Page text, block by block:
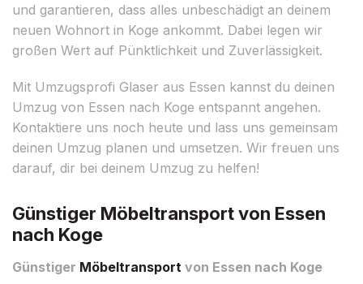
und garantieren, dass alles unbeschädigt an deinem
neuen Wohnort in Koge ankommt. Dabei legen wir
großen Wert auf Pünktlichkeit und Zuverlässigkeit.
Mit Umzugsprofi Glaser aus Essen kannst du deinen
Umzug von Essen nach Koge entspannt angehen.
Kontaktiere uns noch heute und lass uns gemeinsam
deinen Umzug planen und umsetzen. Wir freuen uns
darauf, dir bei deinem Umzug zu helfen!
Günstiger Möbeltransport von Essen
nach Koge
Günstiger Möbeltransport von Essen nach Koge